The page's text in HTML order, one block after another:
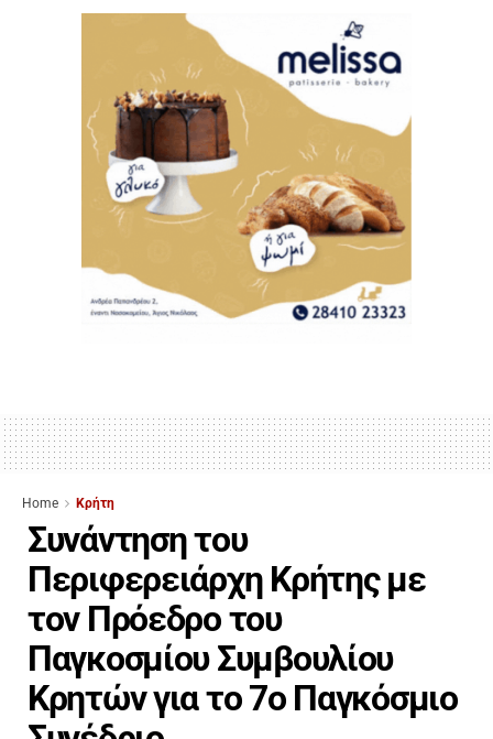
Home Κρήτη
Συνάντηση του
Περιφερειάρχη Κρήτης με
τον Πρόεδρο του
Παγκοσμίου Συμβουλίου
Κρητών για το 7ο Παγκόσμιο